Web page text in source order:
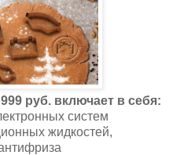
руб. включает в себя:
систем
жидкостей,